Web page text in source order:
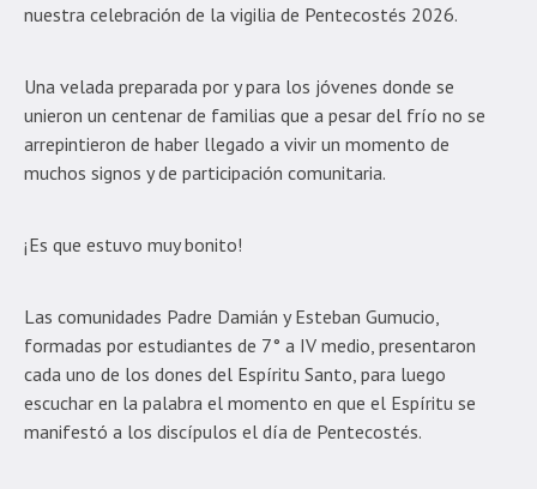
nuestra celebración de la vigilia de Pentecostés 2026.
Una velada preparada por y para los jóvenes donde se
unieron un centenar de familias que a pesar del frío no se
arrepintieron de haber llegado a vivir un momento de
muchos signos y de participación comunitaria.
¡Es que estuvo muy bonito!
Las comunidades Padre Damián y Esteban Gumucio,
formadas por estudiantes de 7° a IV medio, presentaron
cada uno de los dones del Espíritu Santo, para luego
escuchar en la palabra el momento en que el Espíritu se
manifestó a los discípulos el día de Pentecostés.